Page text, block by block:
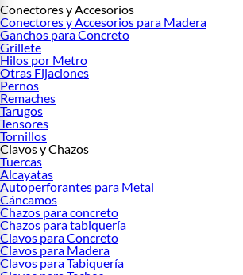
Conectores y Accesorios
Conectores y Accesorios para Madera
Ganchos para Concreto
Grillete
Hilos por Metro
Otras Fijaciones
Pernos
Remaches
Tarugos
Tensores
Tornillos
Clavos y Chazos
Tuercas
Alcayatas
Autoperforantes para Metal
Cáncamos
Chazos para concreto
Chazos para tabiquería
Clavos para Concreto
Clavos para Madera
Clavos para Tabiquería